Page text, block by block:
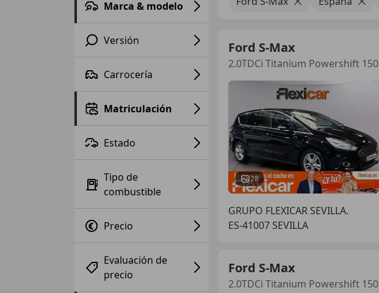
Marca & modelo
Versión
Carrocería
Matriculación
Estado
Tipo de
combustible
Precio
Evaluación de
precio
Ford S-Max
2.0TDCi Titanium Powershift 150
28
GRUPO FLEXICAR SEVILLA.
ES-41007 SEVILLA
Ford S-Max
2.0TDCi Titanium Powershift 150